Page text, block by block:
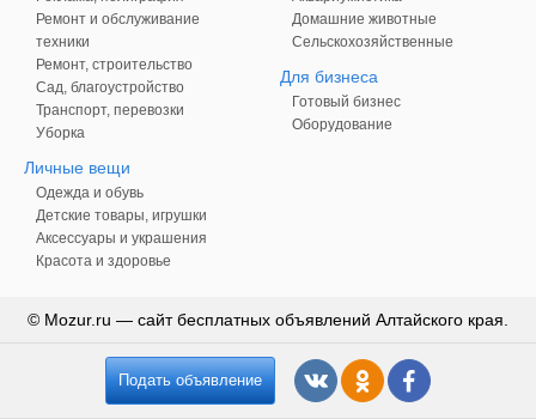
Ремонт и обслуживание
техники
Ремонт, строительство
Сад, благоустройство
Транспорт, перевозки
Уборка
Личные вещи
Одежда и обувь
Детские товары, игрушки
Аксессуары и украшения
Красота и здоровье
Домашние животные
Сельскохозяйственные
Для бизнеса
Готовый бизнес
Оборудование
© Mozur.ru — сайт бесплатных объявлений Алтайского края.
Подать объявление